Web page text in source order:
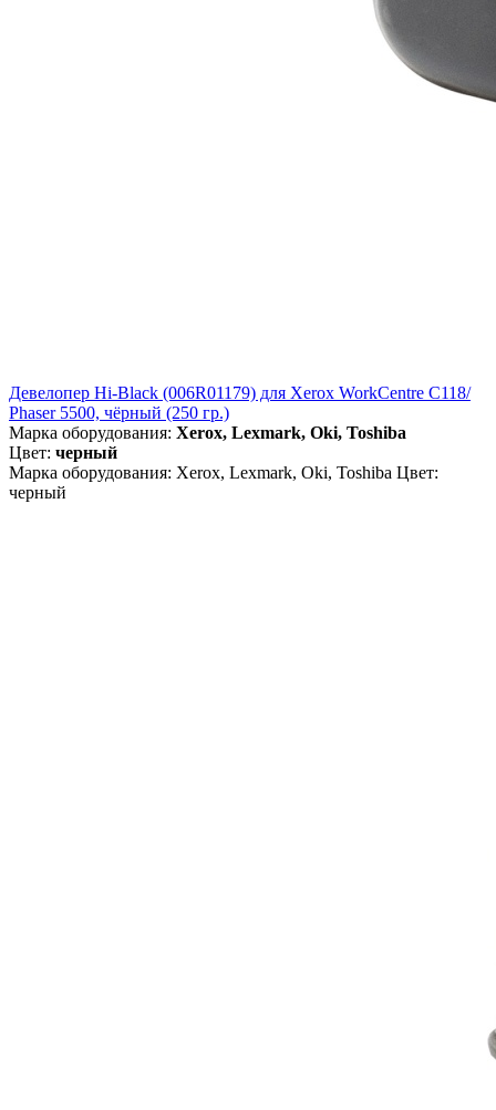
Девелопер Hi-Black (006R01179) для Xerox WorkCentre C118/
Phaser 5500, чёрный (250 гр.)
Марка оборудования: Xerox, Lexmark, Oki, Toshiba
Цвет: черный
Марка оборудования: Xerox, Lexmark, Oki, Toshiba Цвет:
черный